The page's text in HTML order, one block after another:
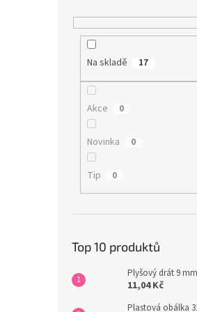
Na skladě 17
Akce 0
Novinka 0
Tip 0
Top 10 produktů
Plyšový drát 9 mm
11,04 Kč
Plastová obálka